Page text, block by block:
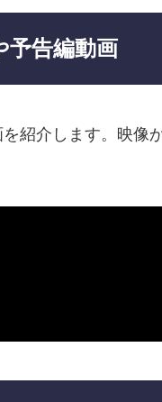
予告編動画
紹介します。映像